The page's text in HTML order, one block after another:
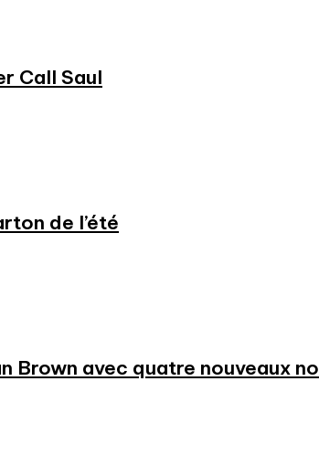
Call Saul
de l’été
Brown avec quatre nouveaux